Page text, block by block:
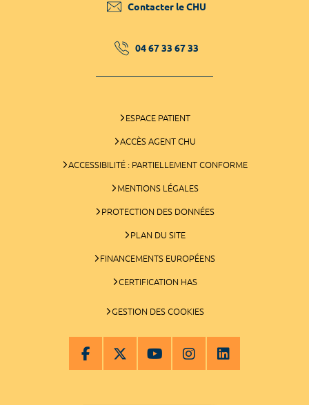
Contacter le CHU
04 67 33 67 33
ESPACE PATIENT
ACCÈS AGENT CHU
ACCESSIBILITÉ : PARTIELLEMENT CONFORME
MENTIONS LÉGALES
PROTECTION DES DONNÉES
PLAN DU SITE
FINANCEMENTS EUROPÉENS
CERTIFICATION HAS
GESTION DES COOKIES